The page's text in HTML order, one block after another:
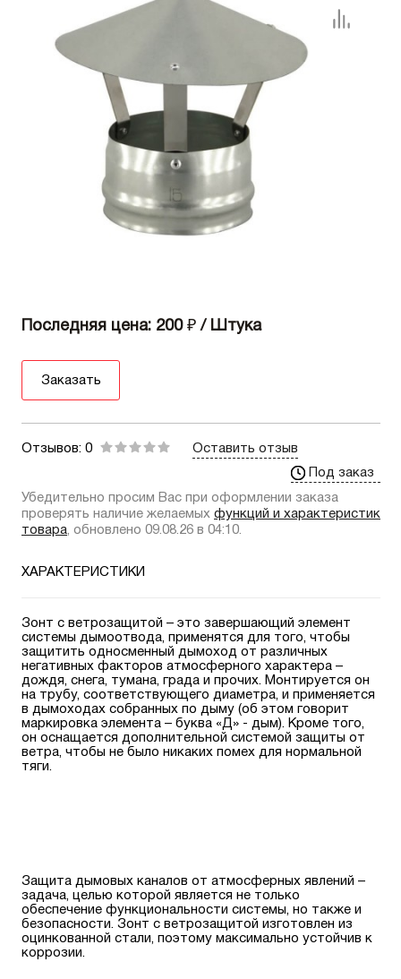
Последняя цена: 200 ₽ / Штука
Заказать
Отзывов: 0
Оставить отзыв
Под заказ
Убедительно просим Вас при оформлении заказа
проверять наличие желаемых функций и характеристик
товара, обновлено 09.08.26 в 04:10.
ХАРАКТЕРИСТИКИ
Зонт с ветрозащитой – это завершающий элемент
системы дымоотвода, применятся для того, чтобы
защитить односменный дымоход от различных
негативных факторов атмосферного характера –
дождя, снега, тумана, града и прочих. Монтируется он
на трубу, соответствующего диаметра, и применяется
в дымоходах собранных по дыму (об этом говорит
маркировка элемента – буква «Д» - дым). Кроме того,
он оснащается дополнительной системой защиты от
ветра, чтобы не было никаких помех для нормальной
тяги.
Защита дымовых каналов от атмосферных явлений –
задача, целью которой является не только
обеспечение функциональности системы, но также и
безопасности. Зонт с ветрозащитой изготовлен из
оцинкованной стали, поэтому максимально устойчив к
коррозии.